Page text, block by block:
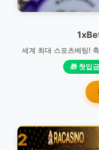
세계 최대 스포츠베팅!
🎁 첫입
2